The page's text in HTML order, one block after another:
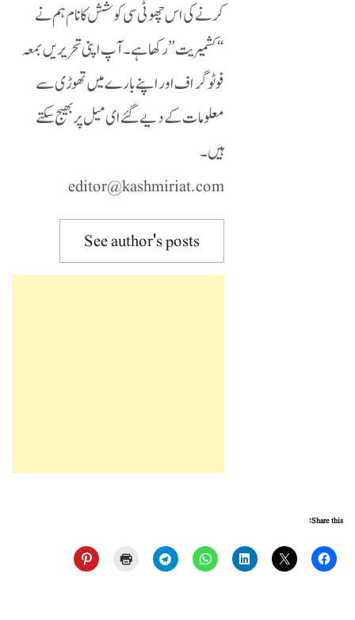
کرنے کی اس چھوٹی سی کوشش کا نام ہم نے
“کشمیریت” رکھا ہے۔ آپ اپنی تحریریں بمعہ
فوٹوگراف اور اپنے بارے میں تھوڑی سے
معلومات کے دیے گئے ای میل پر بھیج سکتے
ہیں۔
editor@kashmiriat.com
See author's posts
Share this: